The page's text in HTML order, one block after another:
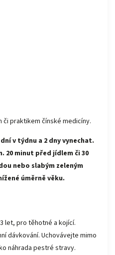
praktikem čínské medicíny.
v týdnu a 2 dny vynechat.
20 minut před jídlem či 30
nebo slabým zeleným
úměrně věku.
let, pro těhotné a kojící.
dávkování. Uchovávejte mimo
náhrada pestré stravy.